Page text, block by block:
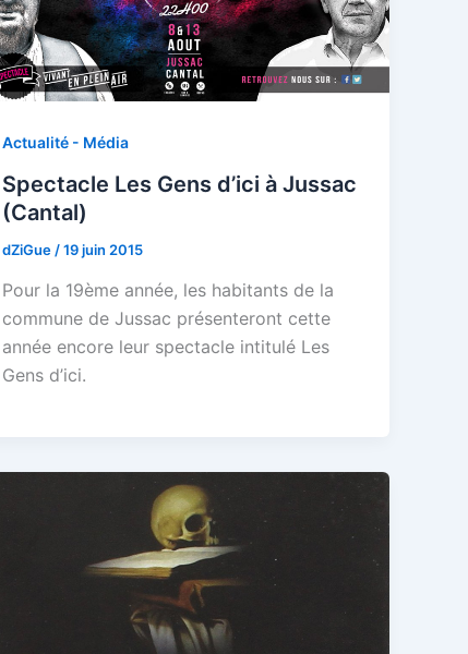
Actualité - Média
Spectacle Les Gens d’ici à Jussac
(Cantal)
dZiGue /19 juin 2015
Pour la 19ème année, les habitants de la
commune de Jussac présenteront cette
année encore leur spectacle intitulé Les
Gens d’ici.